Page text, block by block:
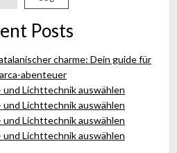
Posts
charme: Dein guide für
abenteuer
und Lichttechnik auswählen
und Lichttechnik auswählen
und Lichttechnik auswählen
und Lichttechnik auswählen